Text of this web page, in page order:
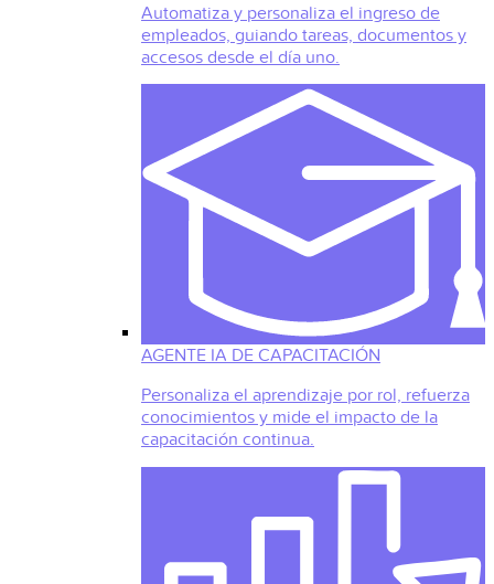
Automatiza y personaliza el ingreso de
empleados, guiando tareas, documentos y
accesos desde el día uno.
AGENTE IA DE CAPACITACIÓN
Personaliza el aprendizaje por rol, refuerza
conocimientos y mide el impacto de la
capacitación continua.